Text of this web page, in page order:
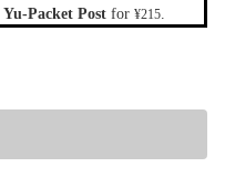
Yu-Packet Post for ¥215